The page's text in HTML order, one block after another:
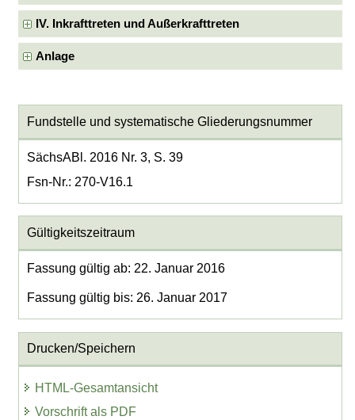
IV. Inkrafttreten und Außerkrafttreten
Anlage
Fundstelle und systematische Gliederungsnummer
SächsABl. 2016 Nr. 3, S. 39
Fsn-Nr.: 270-V16.1
Gültigkeitszeitraum
Fassung gültig ab: 22. Januar 2016
Fassung gültig bis: 26. Januar 2017
Drucken/Speichern
HTML-Gesamtansicht
Vorschrift als PDF